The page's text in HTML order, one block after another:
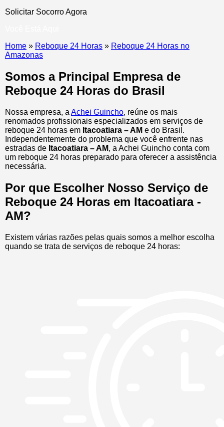
Solicitar Socorro Agora
Home » Reboque 24 Horas » Reboque 24 Horas no
Amazonas
Somos a Principal Empresa de
Reboque 24 Horas do Brasil
Nossa empresa, a Achei Guincho, reúne os mais
renomados profissionais especializados em serviços de
reboque 24 horas em Itacoatiara – AM e do Brasil .
Independentemente do problema que você enfrente nas
estradas de Itacoatiara – AM, a Achei Guincho conta com
um reboque 24 horas preparado para oferecer a assistência
necessária.
Por que Escolher Nosso Serviço de
Reboque 24 Horas em Itacoatiara -
AM?
Existem várias razões pelas quais somos a melhor escolha
quando se trata de serviços de reboque 24 horas: